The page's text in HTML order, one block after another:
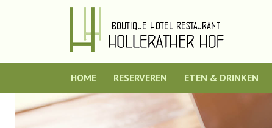
HOME RESERVEREN ETEN & DRINKEN